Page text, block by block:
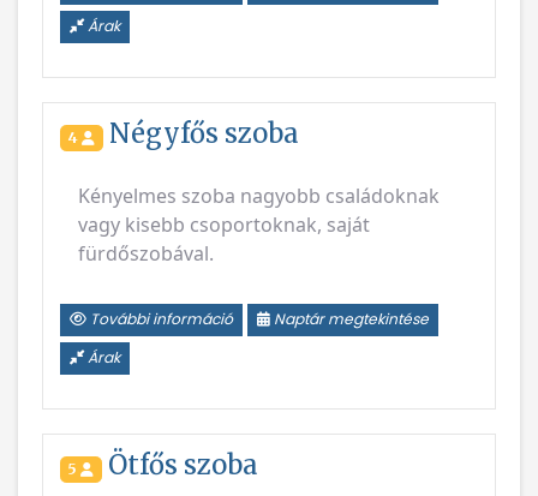
Árak
4 Négyfős szoba
Kényelmes szoba nagyobb családoknak
vagy kisebb csoportoknak, saját
fürdőszobával.
További információ
Naptár megtekintése
Árak
5 Ötfős szoba